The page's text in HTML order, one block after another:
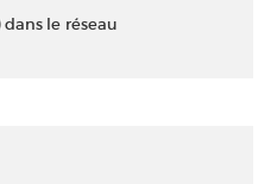
le réseau